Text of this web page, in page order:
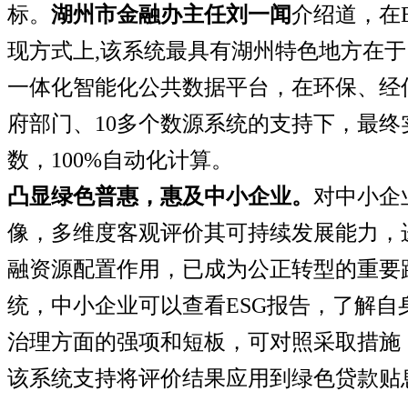
标。 湖州市金融办主任刘一闻介绍道，在
现方式上,该系统最具有湖州特色地方在
一体化智能化公共数据平台，在环保、经
府部门、 10多个数源系统的支持下，最终
数， 100%自动化计算。
凸显绿色普惠，惠及中小企业。 对中小企
像，多维度客观评价其可持续发展能力
融资源配置作用，已成为公正转型的重
统，中小企业可以查看ESG报告，了解自
治理方面的强项和短板，可对照采取措施
该系统支持将评价结果应用到绿色贷款